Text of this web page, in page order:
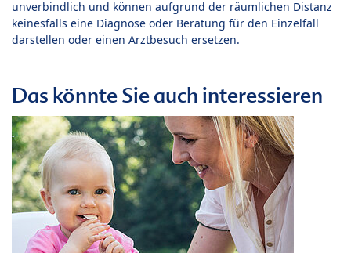
unverbindlich und können aufgrund der räumlichen Distanz
keinesfalls eine Diagnose oder Beratung für den Einzelfall
darstellen oder einen Arztbesuch ersetzen.
Das könnte Sie auch interessieren